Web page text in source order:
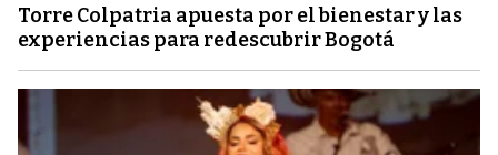
Torre Colpatria apuesta por el bienestar y las
experiencias para redescubrir Bogotá